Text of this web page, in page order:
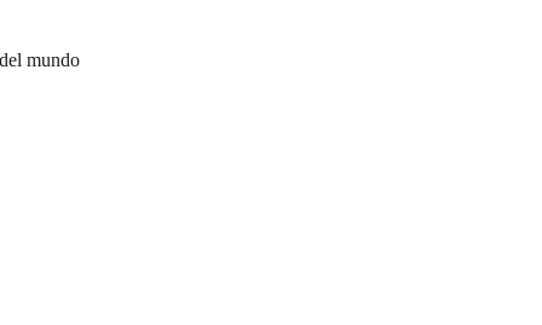
mundo